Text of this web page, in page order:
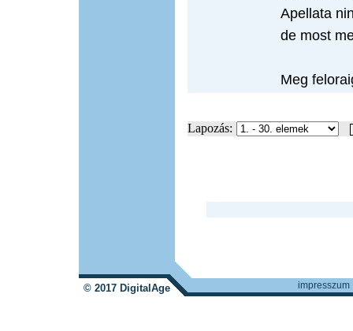
Apellata
de most
Meg
Lapozás:
© 2017 DigitalAge impresszum